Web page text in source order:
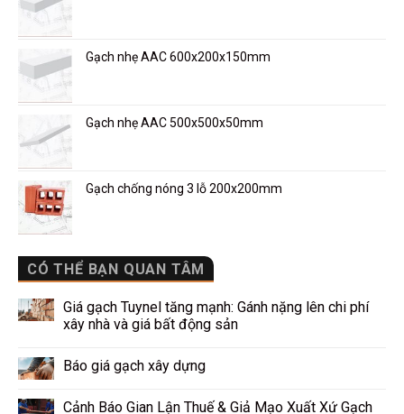
Gạch nhẹ AAC 600x200x150mm
Gạch nhẹ AAC 500x500x50mm
Gạch chống nóng 3 lỗ 200x200mm
CÓ THỂ BẠN QUAN TÂM
Giá gạch Tuynel tăng mạnh: Gánh nặng lên chi phí
xây nhà và giá bất động sản
Báo giá gạch xây dựng
Cảnh Báo Gian Lận Thuế & Giả Mạo Xuất Xứ Gạch